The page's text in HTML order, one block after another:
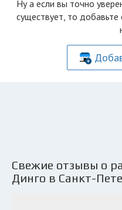
Ну а если вы точно
существует, то
Свежие отзывы о
Динго в Санкт-